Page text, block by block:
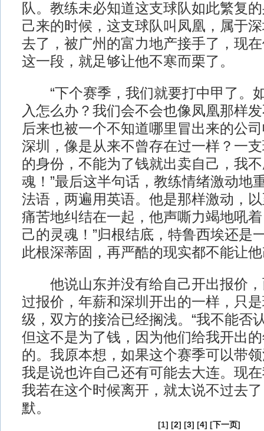
队。教练未必知道这支球队如此繁复
己来的时候，这支球队叫凤凰，属于
去了，被广州的富力地产接手了，现
这一段，就足够让他不寒而栗了。
“下个赛季，我们就要打中甲了。
入怎么办？我们会不会也像凤凰那样
后来也被一个不知道哪里冒出来的公
深圳，像是从来不曾存在过一样？一
的身份，不能为了钱就出卖自己，我
魂！”最后这半句话，教练情绪激动地
法语，两遍用英语。他是那样激动，
痛苦地纠结在一起，他声嘶力竭地吼
己的灵魂！”归根结底，特鲁西埃还是
此根深蒂固，再严酷的现实都不能让
他说山东并没有给自己开出报价，
过报价，年薪和深圳开出的一样，只
级，双方的接洽已经搁浅。“我不能否
但这不是为了钱，因为他们给我开出
的。我原本想，如果这个赛季可以带
我是说也许自己还有可能去大连。现
我若在这个时候离开，就太说不过去
默。
[1] [2] [3] [4] [下一页]